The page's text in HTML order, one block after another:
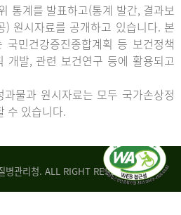
통계를 발표하고(통계 발간, 결과보
) 원시자료를 공개하고 있습니다. 본
민건강증진종합계획 등 보건정책
개발, 관련 보건연구 등에 활용되고
물과 원시자료는 모두 국가손상정
수 있습니다.
병관리청. ALL RIGHT RESERVED